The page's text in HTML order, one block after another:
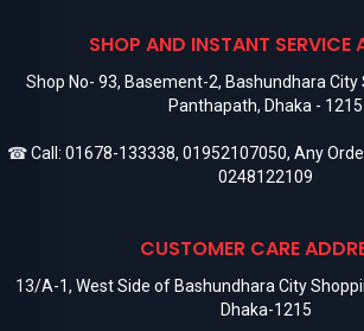
SHOP AND INSTANT SERVICE
Shop No- 93, Basement-2, Bashundhara City
Panthapath, Dhaka - 1215
☎ Call: 01678-133338, 01952107050, Any
0248122109
CUSTOMER CARE
13/A-1, West Side of Bashundhara City
Dhaka-1215